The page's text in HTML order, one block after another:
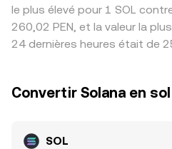
le plus élevé pour 1 SOL
260,02 PEN, et la valeur la
24 dernières heures était de
Convertir Solana en
SOL